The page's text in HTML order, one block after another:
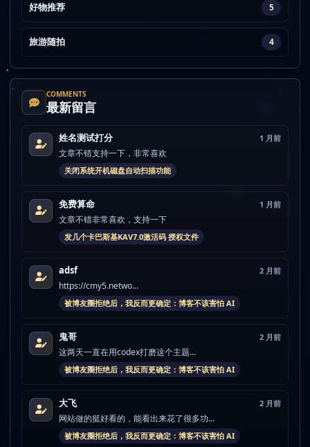
好物推荐 5
旅游随拍 4
COMMENTS
最新留言
姓名测试打分 1 月前
文章不错支持一下，非常喜欢
关闭系统开机磁盘自动扫描功能
免费算命 1 月前
文章不错非常喜欢，支持一下
发几个卡巴斯基KAV7.0激活码 授权文件
adsf 2 月前
https://cmy5.netwo...
被博友圈拒绝后，我反而更确定：博客不该害怕 AI
鬼哥 2 月前
这两天一直在用codex打磨这个主题...
被博友圈拒绝后，我反而更确定：博客不该害怕 AI
大飞 2 月前
网站做的挺好看的，能看出来花了很多功...
被博友圈拒绝后，我反而更确定：博客不该害怕 AI